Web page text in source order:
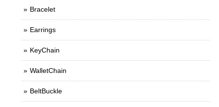
Bracelet
Earrings
KeyChain
WalletChain
BeltBuckle